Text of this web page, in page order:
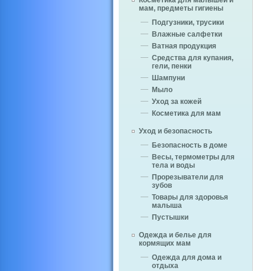
мам, предметы гигиены
Подгузники, трусики
Влажные салфетки
Ватная продукция
Средства для купания,
гели, пенки
Шампуни
Мыло
Уход за кожей
Косметика для мам
Уход и безопасность
Безопасность в доме
Весы, термометры для
тела и воды
Прорезыватели для
зубов
Товары для здоровья
малыша
Пустышки
Одежда и белье для
кормящих мам
Одежда для дома и
отдыха